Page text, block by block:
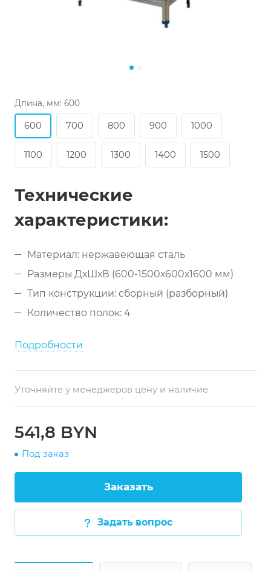
Длина, мм: 600
600 700 800 900 1000
1100 1200 1300 1400 1500
Технические
характеристики:
Материал: нержавеющая сталь
Размеры ДхШхВ (600-1500x600x1600 мм)
Тип конструкции: сборный (разборный)
Количество полок: 4
Подробности
Уточняйте у менеджеров цену и наличие
541,8 BYN
Под заказ
Заказать
Задать вопрос